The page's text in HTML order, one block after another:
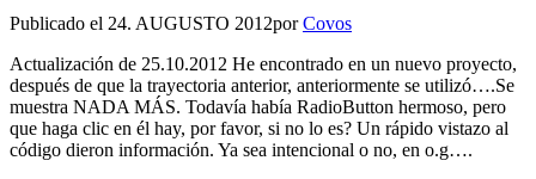
Publicado el 24. AUGUSTO 2012porCovos
Actualización de 25.10.2012 He encontrado en un nuevo proyecto,
después de que la trayectoria anterior, anteriormente se utilizó….Se
muestra NADA MÁS. Todavía había RadioButton hermoso, pero
que haga clic en él hay, por favor, si no lo es? Un rápido vistazo al
código dieron información. Ya sea intencional o no, en o.g….